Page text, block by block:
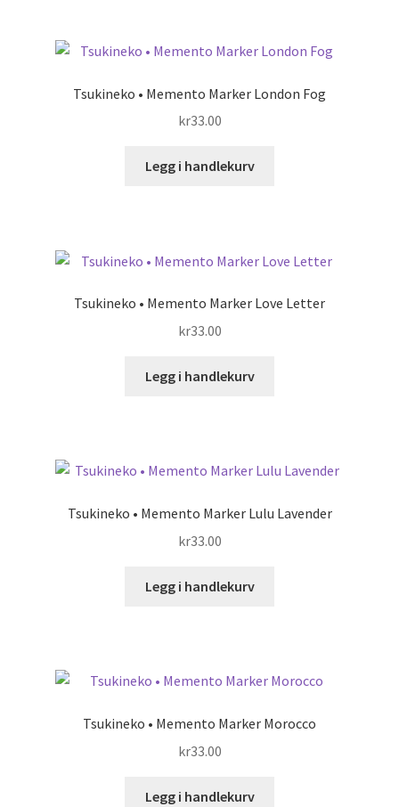
Tsukineko • Memento Marker London Fog
kr33.00
Legg i handlekurv
Tsukineko • Memento Marker Love Letter
kr33.00
Legg i handlekurv
Tsukineko • Memento Marker Lulu Lavender
kr33.00
Legg i handlekurv
Tsukineko • Memento Marker Morocco
kr33.00
Legg i handlekurv